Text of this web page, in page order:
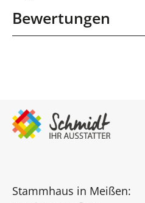
Bewertungen
Stammhaus in Meißen: